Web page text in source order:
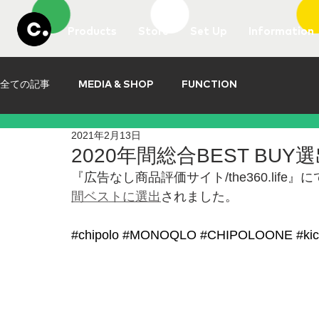
Information
全ての記事 MEDIA & SHOP FUNCTION
2020年間総合BEST BUY
2021年2月13日
『広告なし商品評価サイト/the360.life』
間ベストに選出 されました。
#chipolo #MONOQLO #CHIPOLOONE